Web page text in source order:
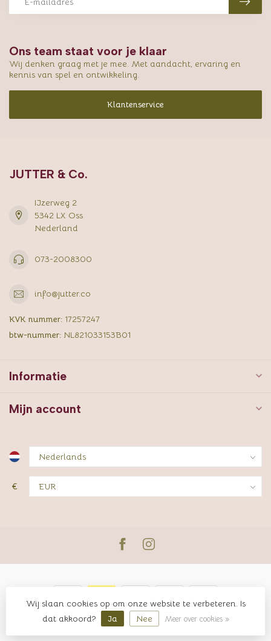
Ons team staat voor je klaar
Wij denken graag met je mee. Met aandacht, ervaring en
kennis van spel en ontwikkeling.
Klantenservice
JUTTER & Co.
IJzerweg 2
5342 LX Oss
Nederland
073-2008300
info@jutter.co
KVK nummer: 17257247
btw-nummer: NL821033153B01
Informatie
Mijn account
€
© Copyright 2026 JUTTER & Co.
Wij slaan cookies op om onze website te verbeteren. Is
dat akkoord?
Ja Nee Meer over cookies »